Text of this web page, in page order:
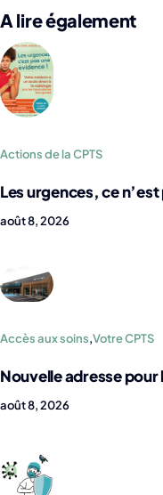
A lire également
Actions de la CPTS
Les urgences, ce
août 8, 2026
Accès aux soins,Votre CPTS
Nouvelle adresse pour
août 8, 2026